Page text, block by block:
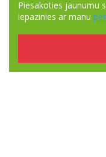
Piesakoties jaunumu
iepazinies ar manu